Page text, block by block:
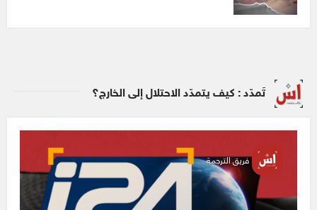
تَمدّد : كيف يتمدّد الاحتلال إلى الخارج؟
فريق الترجمة